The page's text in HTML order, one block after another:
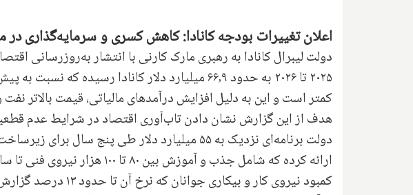
اعلان تغییرات بودجه کانادا: کاهش کسری و سرمایه‌گذاری در
دولت لیبرال کانادا به رهبری مارک کارنی با انتشار به‌روزرسانی
کمتر است و این به دلیل افزایش درآمدهای مالیاتی، قیمت بالاتر
هدف از این گزارش نشان دادن تاب‌آوری اقتصاد در شرایط عدم
دولت برنامه‌ای نزدیک به ۵۵ میلیارد دلار طی پنج
کمبود نیروی کار و